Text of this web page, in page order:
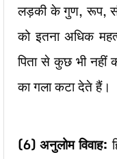
लड़की के गुण, रूप,
को इतना अधिक
पिता से कुछ भी
का गला कटा देते हैं।
(6)अनुलोम विवाह: